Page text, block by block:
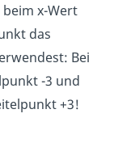
x-Wert
das
Bei
-3 und
+3!